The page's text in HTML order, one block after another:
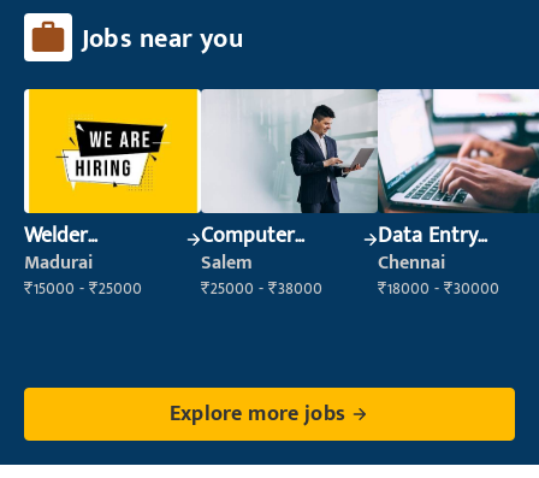
Jobs near you
Welder
(Fabrication)
Madurai
₹15000 - ₹25000
Computer
Operator
Salem
₹25000 - ₹38000
Data Entry
Operator
Chennai
₹18000 - ₹30000
Explore more jobs